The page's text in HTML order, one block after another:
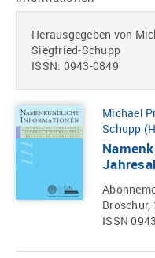
Herausgegeben von
Siegfried-Schupp
ISSN: 0943-0849
Michael
Schupp
Broschur,
ISSN